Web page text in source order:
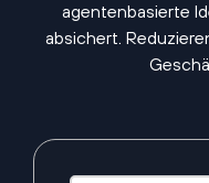
agentenbasierte
absichert.